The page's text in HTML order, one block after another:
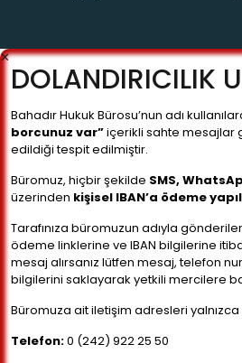
✕
DOLANDIRICILIK
Bahadır Hukuk Bürosu’nun adı
borcunuz var”içerikli sahte mesajlar
edildiği tespit edilmiştir.
Büromuz, hiçbir şekilde SMS,
üzerinden kişisel IBAN’a ödeme
Tarafınıza büromuzun adıyla
ödeme linklerine ve IBAN bilgilerine
mesaj alırsanız lütfen mesaj, telefon
bilgilerini saklayarak yetkili mercilere
Büromuza ait iletişim adresleri yalnızca
Telefon:0 (242) 922 25 50